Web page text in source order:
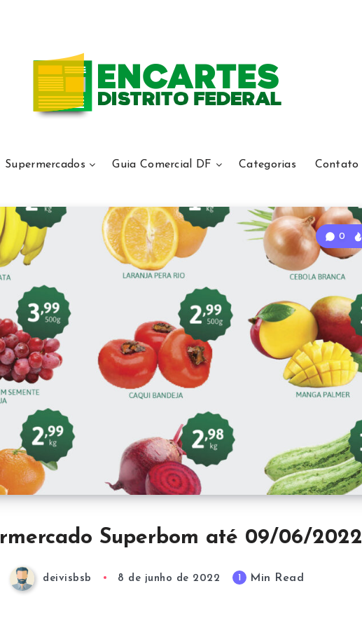
Supermercados Guia Comercial DF Categorias Contato
0
Superbom até 09/06/2022
deivisbsb 8 de junho de 2022 1 Min Read